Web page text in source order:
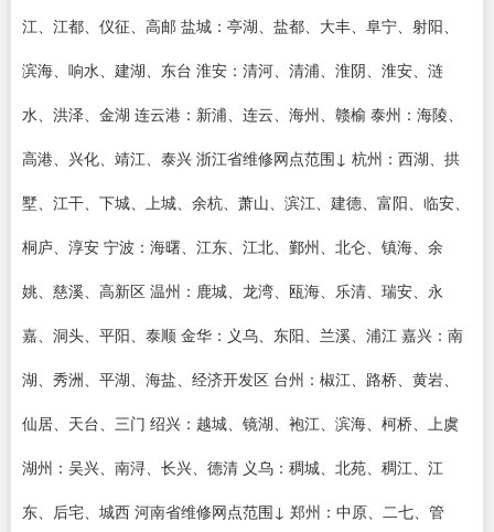
江、江都、仪征、高邮 盐城：亭湖、盐都、大丰、阜宁、射阳、
滨海、响水、建湖、东台 淮安：清河、清浦、淮阴、淮安、涟
水、洪泽、金湖 连云港：新浦、连云、海州、赣榆 泰州：海陵、
高港、兴化、靖江、泰兴 浙江省维修网点范围↓ 杭州：西湖、拱
墅、江干、下城、上城、余杭、萧山、滨江、建德、富阳、临安、
桐庐、淳安 宁波：海曙、江东、江北、鄞州、北仑、镇海、余
姚、慈溪、高新区 温州：鹿城、龙湾、瓯海、乐清、瑞安、永
嘉、洞头、平阳、泰顺 金华：义乌、东阳、兰溪、浦江 嘉兴：南
湖、秀洲、平湖、海盐、经济开发区 台州：椒江、路桥、黄岩、
仙居、天台、三门 绍兴：越城、镜湖、袍江、滨海、柯桥、上虞
湖州：吴兴、南浔、长兴、德清 义乌：稠城、北苑、稠江、江
东、后宅、城西 河南省维修网点范围↓ 郑州：中原、二七、管